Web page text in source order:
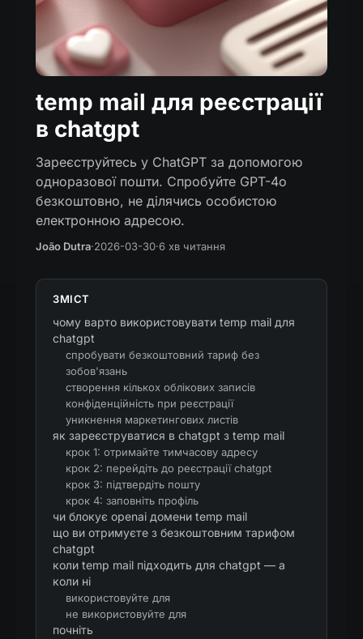
temp mail для реєстрації
в chatgpt
Зареєструйтесь у ChatGPT за допомогою
одноразової пошти. Спробуйте GPT-4o
безкоштовно, не ділячись особистою
електронною адресою.
João Dutra·2026-03-30·6 хв читання
ЗМІСТ
чому варто використовувати temp mail для
chatgpt
спробувати безкоштовний тариф без
зобов'язань
створення кількох облікових записів
конфіденційність при реєстрації
уникнення маркетингових листів
як зареєструватися в chatgpt з temp mail
крок 1: отримайте тимчасову адресу
крок 2: перейдіть до реєстрації chatgpt
крок 3: підтвердіть пошту
крок 4: заповніть профіль
чи блокує openai домени temp mail
що ви отримуєте з безкоштовним тарифом
chatgpt
коли temp mail підходить для chatgpt — а
коли ні
використовуйте для
не використовуйте для
почніть